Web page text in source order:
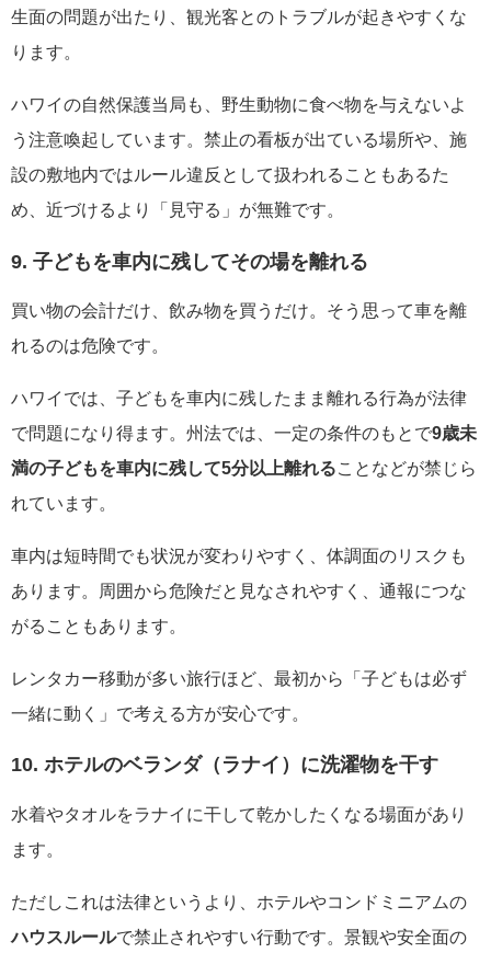
生面の問題が出たり、観光客とのトラブルが起きやすくな
ります。
ハワイの自然保護当局も、野生動物に食べ物を与えないよ
う注意喚起しています。禁止の看板が出ている場所や、施
設の敷地内ではルール違反として扱われることもあるた
め、近づけるより「見守る」が無難です。
9. 子どもを車内に残してその場を離れる
買い物の会計だけ、飲み物を買うだけ。そう思って車を離
れるのは危険です。
ハワイでは、子どもを車内に残したまま離れる行為が法律
で問題になり得ます。州法では、一定の条件のもとで9歳未
満の子どもを車内に残して5分以上離れることなどが禁じら
れています。
車内は短時間でも状況が変わりやすく、体調面のリスクも
あります。周囲から危険だと見なされやすく、通報につな
がることもあります。
レンタカー移動が多い旅行ほど、最初から「子どもは必ず
一緒に動く」で考える方が安心です。
10. ホテルのベランダ（ラナイ）に洗濯物を干す
水着やタオルをラナイに干して乾かしたくなる場面があり
ます。
ただしこれは法律というより、ホテルやコンドミニアムの
ハウスルールで禁止されやすい行動です。景観や安全面の